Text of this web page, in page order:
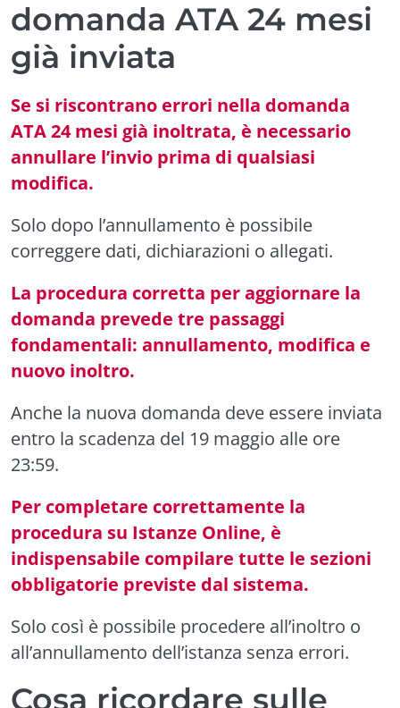
domanda ATA 24 mesi
già inviata
Se si riscontrano errori nella domanda
ATA 24 mesi già inoltrata, è necessario
annullare l’invio prima di qualsiasi
modifica.
Solo dopo l’annullamento è possibile
correggere dati, dichiarazioni o allegati.
La procedura corretta per aggiornare la
domanda prevede tre passaggi
fondamentali: annullamento, modifica e
nuovo inoltro.
Anche la nuova domanda deve essere inviata
entro la scadenza del 19 maggio alle ore
23:59.
Per completare correttamente la
procedura su Istanze Online, è
indispensabile compilare tutte le sezioni
obbligatorie previste dal sistema.
Solo così è possibile procedere all’inoltro o
all’annullamento dell’istanza senza errori.
Cosa ricordare sulle